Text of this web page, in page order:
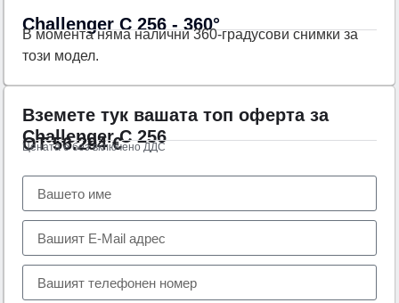
Challenger C 256 - 360°
В момента няма налични 360-градусови снимки за
този модел.
Вземете тук вашата топ оферта за
Challenger C 256
ОТ56.294€
Цената е без включено ДДС
Тел.:+359 89 552 4009